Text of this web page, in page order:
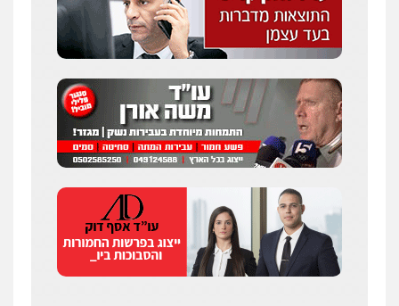
עו"ד יפעת שוורץ סיל
פלילי תעבורה
0523379525
עו"ד שילה ענבר
פלילי כלכלי מיסים ייעוץ לעורכי
דין